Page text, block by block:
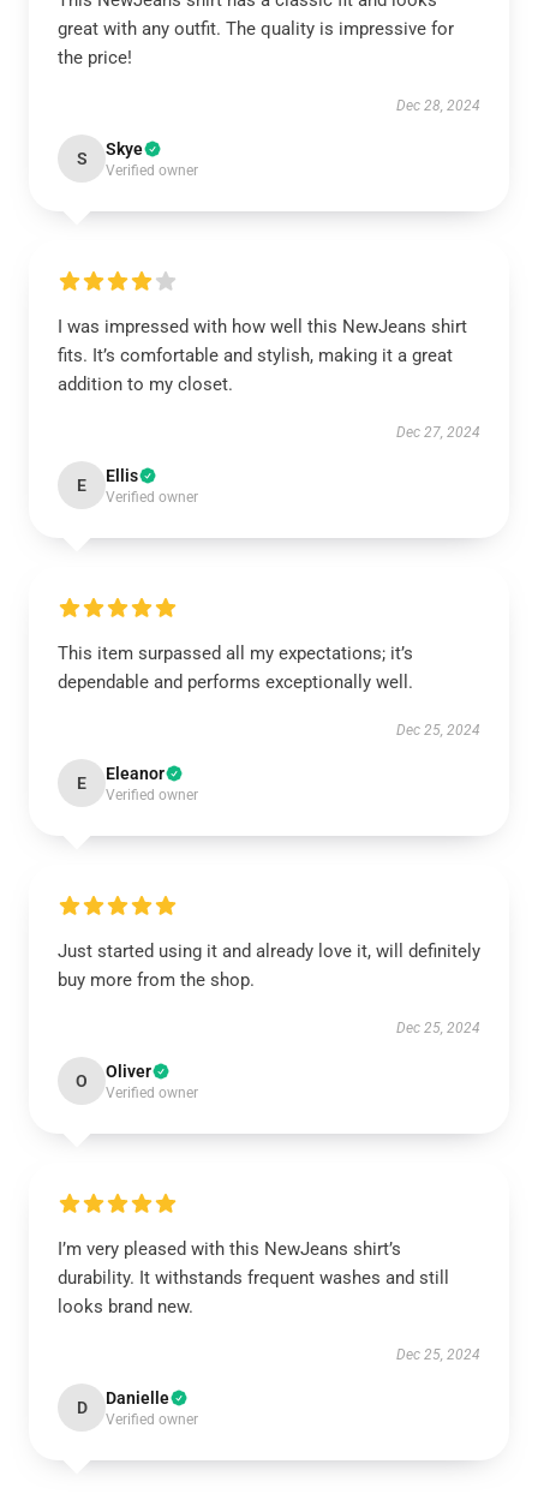
great with any outfit. The quality is impressive for
the price!
Dec 28, 2024
S Skye
Verified owner
I was impressed with how well this NewJeans shirt
fits. It’s comfortable and stylish, making it a great
addition to my closet.
Dec 27, 2024
E Ellis
Verified owner
This item surpassed all my expectations; it’s
dependable and performs exceptionally well.
Dec 25, 2024
E Eleanor
Verified owner
Just started using it and already love it, will definitely
buy more from the shop.
Dec 25, 2024
O Oliver
Verified owner
I’m very pleased with this NewJeans shirt’s
durability. It withstands frequent washes and still
looks brand new.
Dec 25, 2024
D Danielle
Verified owner